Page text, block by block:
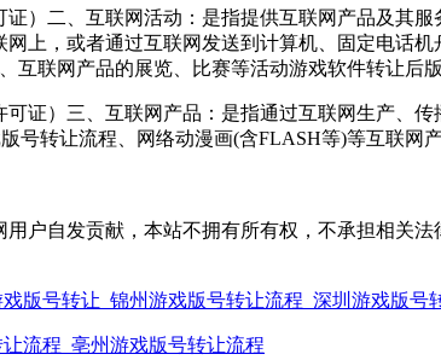
二、互联网活动：是指提供互联网产品及其服
上，或者通过互联网发送到计算机、固定电话
互联网产品的展览、比赛等活动游戏软件转让后版
）三、互联网产品：是指通过互联网生产、传
号转让流程、网络动漫画(含FLASH等)等互联
用户自发贡献，本站不拥有所有权，不承担相关
版号转让_锦州游戏版号转让流程_深圳游戏版号
流程_亳州游戏版号转让流程